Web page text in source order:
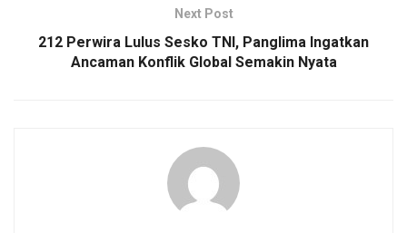
Next Post
212 Perwira Lulus Sesko TNI, Panglima Ingatkan
Ancaman Konflik Global Semakin Nyata